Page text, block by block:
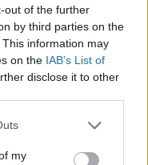
out of the further
by third parties on the
This information may
on the IAB’s List of
disclose it to other
one or more Google
You may click to
my